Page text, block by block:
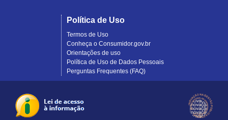
Política de Uso
Termos de Uso
Conheça o Consumidor.gov.br
Orientações de uso
Política de Uso de Dados Pessoais
Perguntas Frequentes (FAQ)